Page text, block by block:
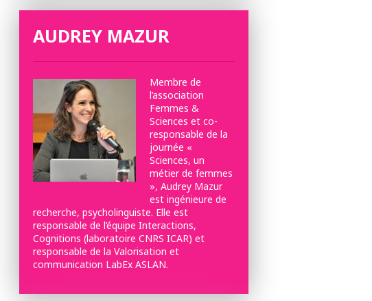
AUDREY MAZUR
Membre de
l’association
Femmes &
Sciences et co-
responsable de la
journée «
Sciences, un
métier de femmes
», Audrey Mazur
est ingénieure de
recherche, psycholinguiste. Elle est
responsable de l’équipe Interactions,
Cognitions (laboratoire CNRS ICAR) et
responsable de la Valorisation et
communication LabEx ASLAN.